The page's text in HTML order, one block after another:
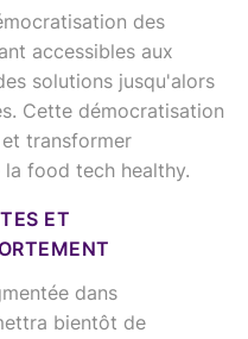
des
accessibles aux
solutions jusqu'alors
Cette démocratisation
transformer
food tech healthy.
ET
dans
bientôt de